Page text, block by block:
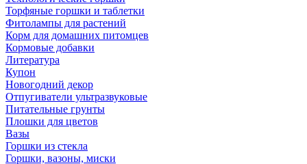
Торфяные горшки и таблетки
Фитолампы для растений
Корм для домашних питомцев
Кормовые добавки
Литература
Купон
Новогодний декор
Отпугиватели ультразвуковые
Питательные грунты
Плошки для цветов
Вазы
Горшки из стекла
Горшки, вазоны, миски